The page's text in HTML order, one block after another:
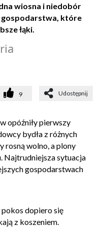
wiosna i niedobór
gospodarstwa, które
łąki.
9 Udostępnij
opóźniły pierwszy
bydła z różnych
rosną wolno, a plony
Najtrudniejsza sytuacja
gospodarstwach
dopiero się
z koszeniem.